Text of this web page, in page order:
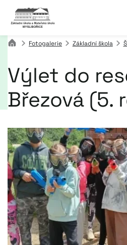
Fotogalerie Základní škola
Výlet do
Březová (5.